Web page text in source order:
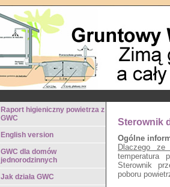
Raport higieniczny powietrza z
GWC
English version
GWC dla domów
jednorodzinnych
Jak działa GWC
Sterownik
Ogólne
Dlaczego ze
temperatura
Sterownik
poboru